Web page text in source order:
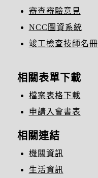
審查審驗意見
NCC圖資系統
竣工檢查技師名冊
相關表單下載
檔案表格下載
申請入會書表
相關連結
機關資訊
生活資訊